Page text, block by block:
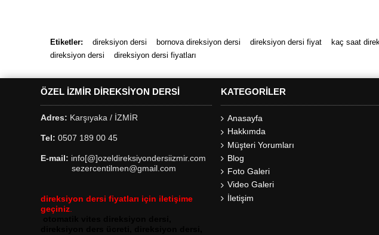
Etiketler: direksiyon dersi bornova direksiyon dersi direksiyon dersi fiyat kaç saat
direksiyon dersi
direksiyon dersi fiyatları
ÖZEL İZMIR DIREKSIYON DERSI
Adres: Karşıyaka / İZMİR
Tel: 0507 189 00 45
E-mail: info[@]ozeldireksiyondersiizmir.com
sezercentilmen@gmail.com
direksiyon dersi fiyatları için iletişime
geçiniz
KATEGORILER
Anasayfa
Hakkımda
Müşteri Yorumları
Blog
Foto Galeri
Video Galeri
İletişim